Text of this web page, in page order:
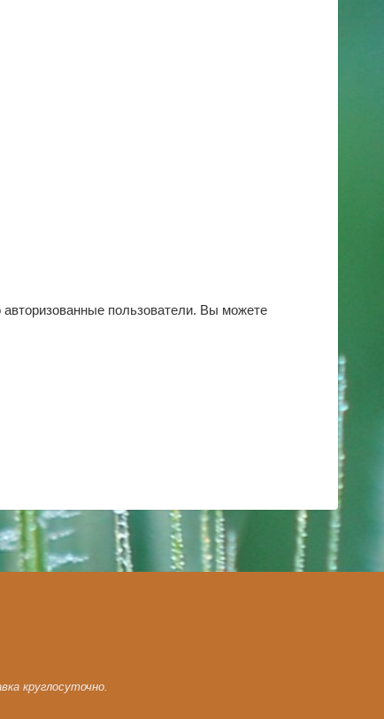
пользователи. Вы можете
круглосуточно.